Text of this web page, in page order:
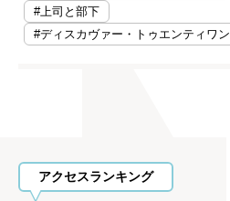
#上司と部下
#ディスカヴァー・トゥエンティワン
アクセスランキング